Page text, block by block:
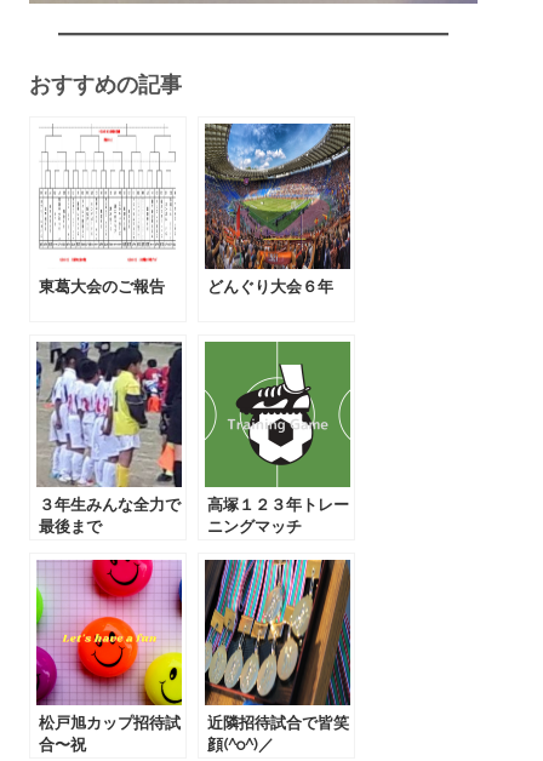
おすすめの記事
東葛大会のご報告 どんぐり大会６年
３年生みんな全力で
最後まで
高塚１２３年トレー
ニングマッチ
松戸旭カップ招待試
合〜祝
近隣招待試合で皆笑
顔(^o^)／